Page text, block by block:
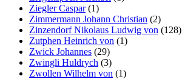
Ziegler Caspar(1)
Zimmermann Johann Christian (2)
Zinzendorf Nikolaus Ludwig von (128)
Zutphen Heinrich von (1)
Zwick Johannes (29)
Zwingli Huldrych (3)
Zwollen Wilhelm von (1)